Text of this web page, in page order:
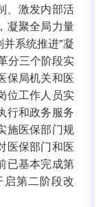
、激发内部活
凝聚全局力量
系统推进"凝
分三个阶段实
保局机关和医
位工作人员实
行和政务服务
施医保部门规
医保部门和医
已基本完成第
第二阶段改